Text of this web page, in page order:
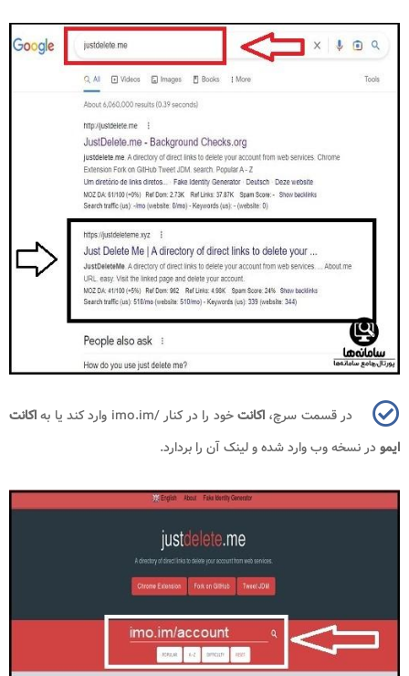
در قسمت سرچ، اکانتخود را در کنارimo.im/ وارد کند یا بهاکانت
ایمودر نسخه وب وارد شده و لینک آن را بردارد.